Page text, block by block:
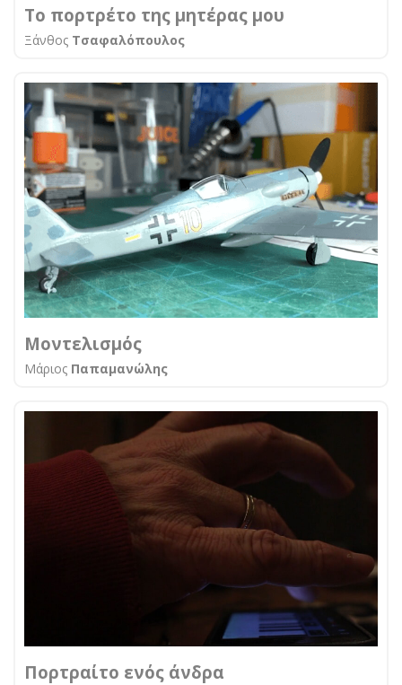
Το πορτρέτο της μητέρας μου
Ξάνθος Τσαφαλόπουλος
Μοντελισμός
Μάριος Παπαμανώλης
Πορτραίτο ενός άνδρα